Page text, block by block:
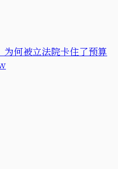
何被立法院卡住了预算